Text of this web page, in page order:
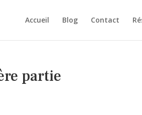
Accueil Blog Contact
partie